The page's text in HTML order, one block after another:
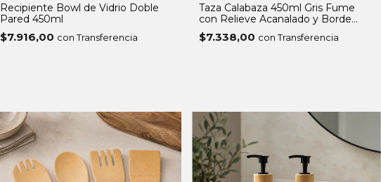
Recipiente Bowl de Vidrio Doble
Pared 450ml
$7.916,00 con Transferencia
Taza Calabaza 450ml Gris Fume
con Relieve Acanalado y Borde
Ondulado
$7.338,00 con Transferencia